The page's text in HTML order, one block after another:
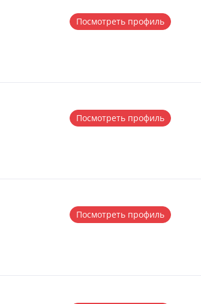
Посмотреть профиль
Посмотреть профиль
Посмотреть профиль